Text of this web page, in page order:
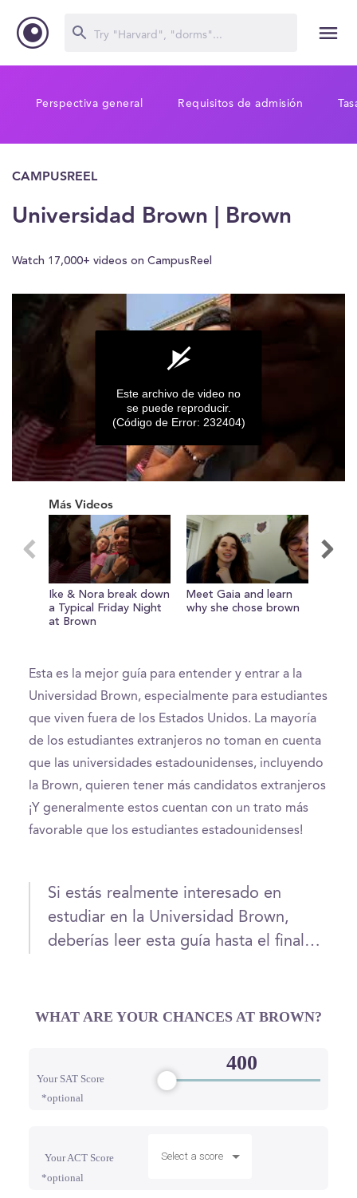
Perspectiva general Requisitos de admisión
CAMPUSREEL
Universidad Brown | Brown
Watch 17,000+ videos on CampusReel
seconds
seconds
Este archivo de video no
se puede reproducir.
(Código de Error: 232404)
Más Videos
Ike & Nora break down
a Typical Friday Night
at Brown
Meet Gaia and learn
why she chose brown
Esta es la mejor guía para entender y entrar a la
Universidad Brown, especialmente para estudiantes
que viven fuera de los Estados Unidos. La mayoría
de los estudiantes extranjeros no toman en cuenta
que las universidades estadounidenses, incluyendo
la Brown, quieren tener más candidatos extranjeros
¡Y generalmente estos cuentan con un trato más
favorable que los estudiantes estadounidenses!
Si estás realmente interesado en
estudiar en la Universidad Brown,
deberías leer esta guía hasta el final…
WHAT ARE YOUR CHANCES AT BROWN?
Your SAT Score
*optional
Your ACT Score
*optional
Select a score